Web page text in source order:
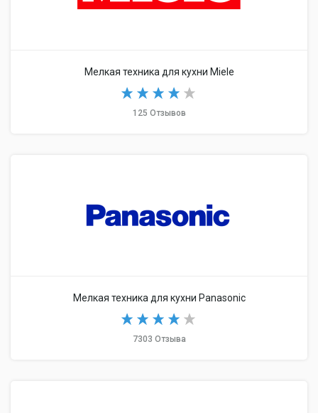
Мелкая техника для кухни Miele
125 Отзывов
Мелкая техника для кухни Panasonic
7303 Отзыва